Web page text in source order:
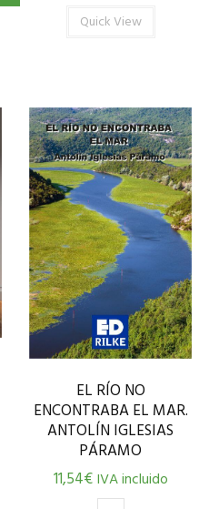
Quick View
EL RÍO NO
ENCONTRABA EL MAR.
ANTOLÍN IGLESIAS
PÁRAMO
11,54€ IVA incluido